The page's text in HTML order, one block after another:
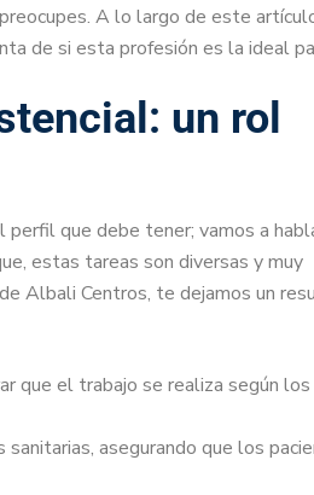
A lo largo de este
de si esta profesión es la ideal
un rol
perfil que debe tener; vamos a
estas tareas son diversas y muy
Albali Centros, te dejamos un
que el trabajo se realiza según los
asegurando que los